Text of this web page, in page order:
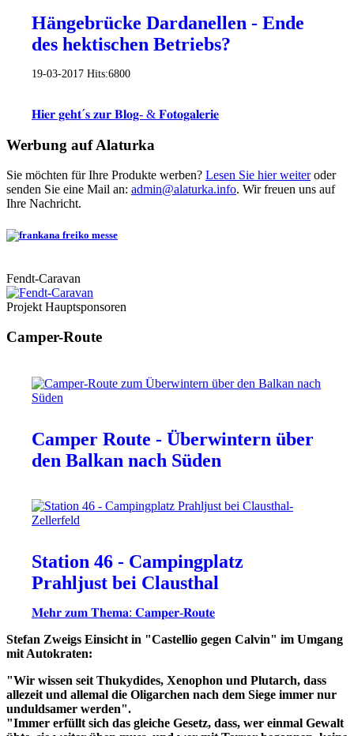
Hängebrücke Dardanellen - Ende
des hektischen Betriebs?
19-03-2017 Hits:6800
𝐇𝐢𝐞𝐫 𝐠𝐞𝐡𝐭´𝐬 𝐳𝐮𝐫 𝐁𝐥𝐨𝐠- & 𝐅𝐨𝐭𝐨𝐠𝐚𝐥𝐞𝐫𝐢𝐞
Werbung auf Alaturka
Sie möchten für Ihre Produkte werben? Lesen Sie hier weiteroder
senden Sie eine Mail an: admin@alaturka.info. Wir freuen uns auf
Ihre Nachricht.
Fendt-Caravan
Projekt Hauptsponsoren
Camper-Route
Camper Route - Überwintern über
den Balkan nach Süden
Station 46 - Campingplatz
Prahljust bei Clausthal
𝐌𝐞𝐡𝐫 𝐳𝐮𝐦 𝐓𝐡𝐞𝐦𝐚: 𝐂𝐚𝐦𝐩𝐞𝐫-𝐑𝐨𝐮𝐭𝐞
Stefan Zweigs Einsicht in "Castellio gegen Calvin" im Umgang
mit Autokraten:
"Wir wissen seit Thukydides, Xenophon und Plutarch, dass
allezeit und allemal die Oligarchen nach dem Siege immer nur
unduldsamer werden".
"Immer erfüllt sich das gleiche Gesetz, dass, wer einmal Gewalt